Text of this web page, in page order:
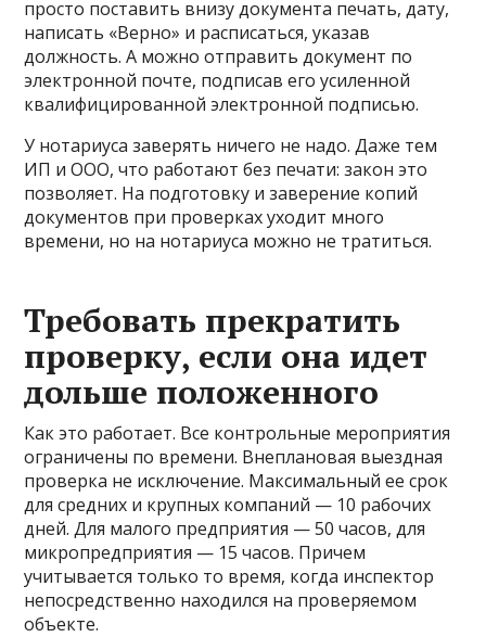
просто поставить внизу документа печать, дату,
написать «Верно» и расписаться, указав
должность. А можно отправить документ по
электронной почте, подписав его усиленной
квалифицированной электронной подписью.
У нотариуса заверять ничего не надо. Даже тем
ИП и ООО, что работают без печати: закон это
позволяет. На подготовку и заверение копий
документов при проверках уходит много
времени, но на нотариуса можно не тратиться.
Требовать прекратить
проверку, если она идет
дольше положенного
Как это работает. Все контрольные мероприятия
ограничены по времени. Внеплановая выездная
проверка не исключение. Максимальный ее срок
для средних и крупных компаний — 10 рабочих
дней. Для малого предприятия — 50 часов, для
микропредприятия — 15 часов. Причем
учитывается только то время, когда инспектор
непосредственно находился на проверяемом
объекте.